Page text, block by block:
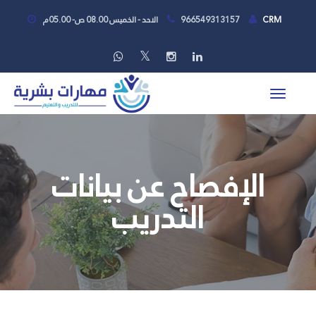
الاحد - الخميس 08.00 ص- 05.00م 966549313157 CRM
الإفصاح عن بيانات
التدريب